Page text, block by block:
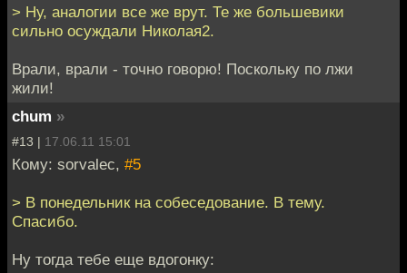
> Ну, аналогии все же врут. Те же большевики
сильно осуждали Николая2.
Врали, врали - точно говорю! Поскольку по лжи
жили!
chum »
#13 | 17.06.11 15:01
Кому: sorvalec, #5
> В понедельник на собеседование. В тему.
Спасибо.
Ну тогда тебе еще вдогонку: